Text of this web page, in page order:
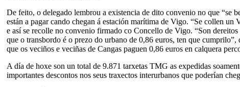
De feito, o delegado lembrou a existencia de dito convenio no que “se
están a pagar cando chegan á estación marítima de Vigo. “Se collen
e así se recolle no convenio firmado co Concello de Vigo. “Son
que o transbordo é o prezo do urbano de 0,86 euros, ten que
que os veciños e veciñas de Cangas paguen 0,86 euros en calquera
A día de hoxe son un total de 9.871 tarxetas TMG as expedidas
importantes descontos nos seus traxectos interurbanos que poderían